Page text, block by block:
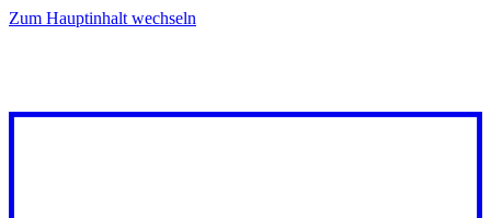
Zum Hauptinhalt wechseln